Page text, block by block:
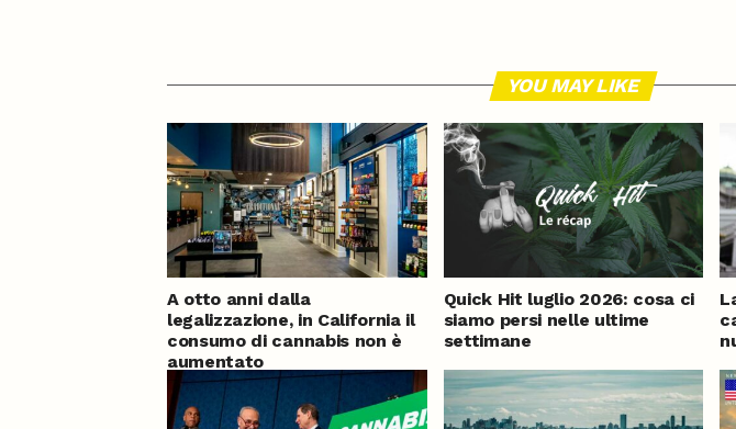
YOU MAY LIKE
A otto anni dalla
legalizzazione, in California il
consumo di cannabis non è
aumentato
Quick Hit luglio 2026: cosa ci
siamo persi nelle ultime
settimane